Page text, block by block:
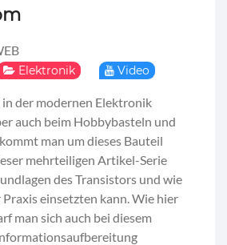
Elektronik Video
der modernen Elektronik
auch beim Hobbybasteln und
man um dieses Bauteil
mehrteiligen Artikel-Serie
des Transistors und wie
Praxis einsetzten kann. Wie hier
man sich auch bei diesem